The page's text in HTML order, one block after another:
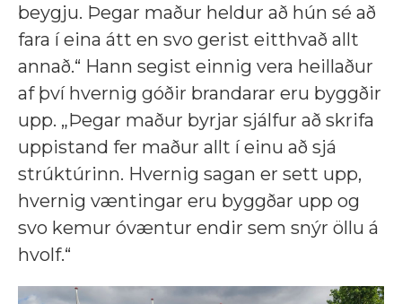
beygju. Þegar maður heldur að hún sé að
fara í eina átt en svo gerist eitthvað allt
annað.“ Hann segist einnig vera heillaður
af því hvernig góðir brandarar eru byggðir
upp. „Þegar maður byrjar sjálfur að skrifa
uppistand fer maður allt í einu að sjá
strúktúrinn. Hvernig sagan er sett upp,
hvernig væntingar eru byggðar upp og
svo kemur óvæntur endir sem snýr öllu á
hvolf.“